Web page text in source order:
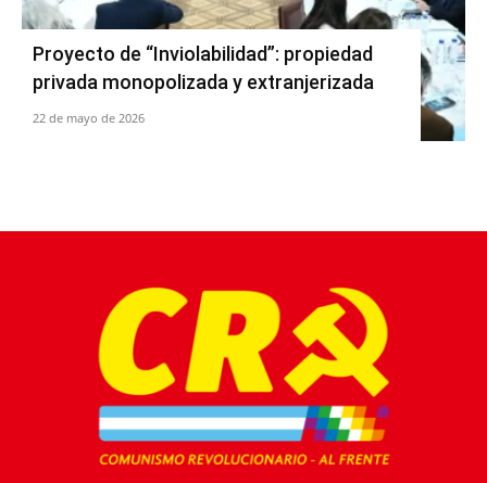
Proyecto de “Inviolabilidad”: propiedad
privada monopolizada y extranjerizada
22 de mayo de 2026